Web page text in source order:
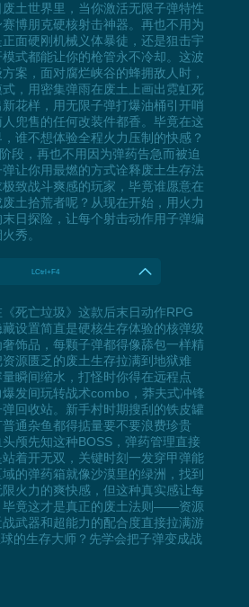
土世界里，当你激活无限子弹特性
博朋克硬核射击神器。再也不用为
面硬刚机械义体暴徒，还是狙击宇
式都能让你的枪管永不冷却。这波
案，面对腐烂峡谷的蜂拥敌人时，
，用密集弹雨在废土上画出霓虹死
花样，用无限子弹打爆油桶引开哨
兜售的任何改装件都香。毕竟在这
谁不想体验全程火力压制的快感？
段，再也不用因为弹药告急而被迫
让你用最燃的方式诠释废土生存法
致战斗爽感的玩家，毕竟谁愿意在
土拾荒者呢？从现在开始，用火力
日探险，让每个射击动作用子弹编
秀。
LCtrl+F4
死亡垃圾》这款后末日动作RPG
设置简直是硬核生存体验的核弹级
饰品，每颗子弹都得像舔包一样精
源匮乏的废土生存拉满到地狱难
瞬间缩水，打怪时你得在远程点
发间玩转战术combo，莽夫式冲锋
回收站。新手村时期搜刮的铁皮罐
通杂鱼都得掂量要不要浪费珍贵
颅先知这种BOSS，弹药管理直接
着开无双，关键时刻一发穿甲弹能
的弹药箱就像沙漠里的绿洲，找到
火力的爽快感，但这种真实感让每
毕竟这才是真正的废土法则——资源
武器和超能力的配合度直接拉满游
的生存大师？先学会把子弹变成战